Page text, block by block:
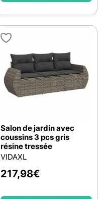
Salon de jardin avec
coussins 3 pcs gris
résine tressée
VIDAXL
217,98€